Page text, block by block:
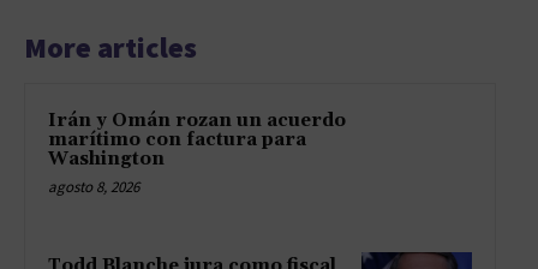
More articles
Irán y Omán rozan un acuerdo
marítimo con factura para
Washington
agosto 8, 2026